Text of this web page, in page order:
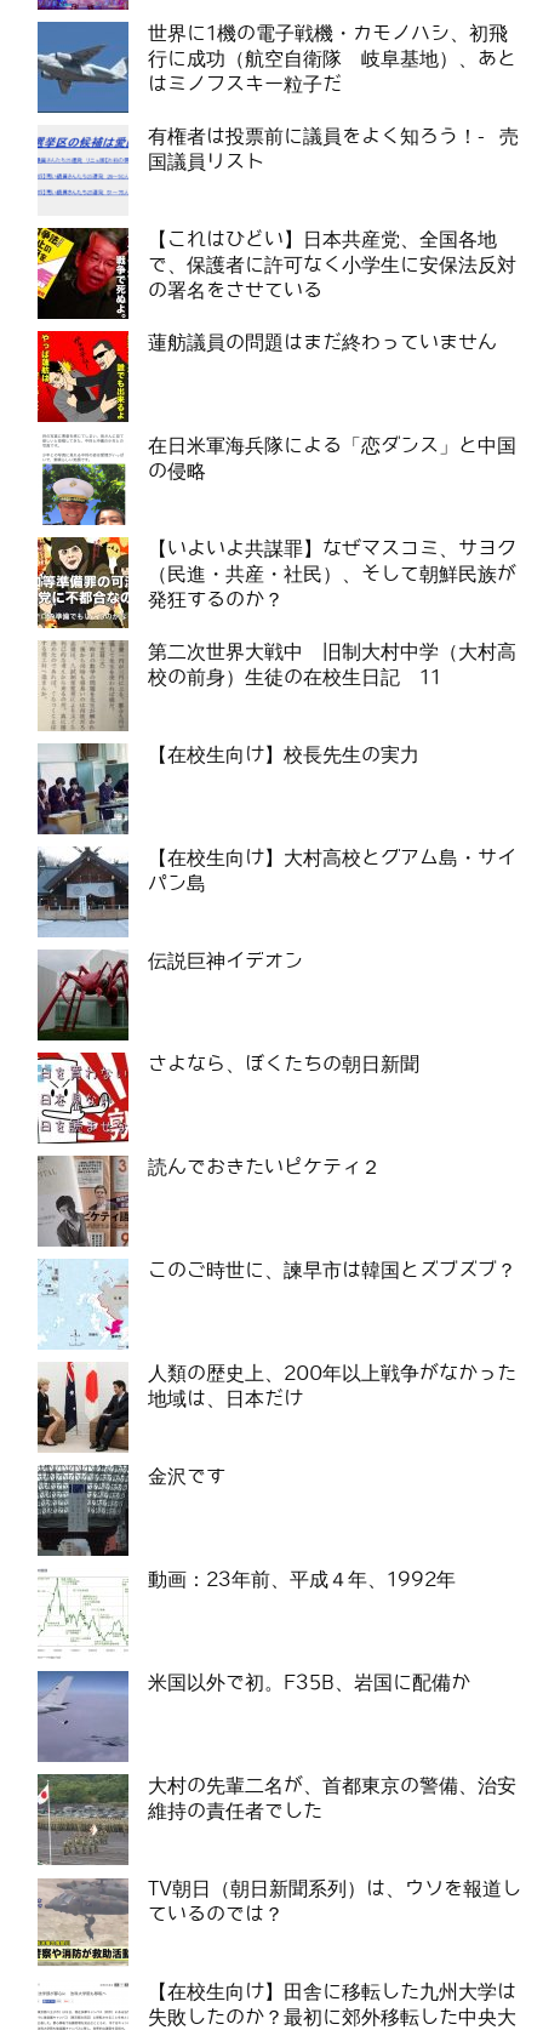
世界に1機の電子戦機・カモノハシ、初飛
行に成功（航空自衛隊 岐阜基地）、あと
はミノフスキー粒子だ
有権者は投票前に議員をよく知ろう！- 売
国議員リスト
【これはひどい】日本共産党、全国各地
で、保護者に許可なく小学生に安保法反対
の署名をさせている
蓮舫議員の問題はまだ終わっていません
在日米軍海兵隊による「恋ダンス」と中国
の侵略
【いよいよ共謀罪】なぜマスコミ、サヨク
（民進・共産・社民）、そして朝鮮民族が
発狂するのか？
第二次世界大戦中 旧制大村中学（大村高
校の前身）生徒の在校生日記 11
【在校生向け】校長先生の実力
【在校生向け】大村高校とグアム島・サイ
パン島
伝説巨神イデオン
さよなら、ぼくたちの朝日新聞
読んでおきたいピケティ２
このご時世に、諫早市は韓国とズブズブ？
人類の歴史上、200年以上戦争がなかった
地域は、日本だけ
金沢です
動画：23年前、平成４年、1992年
米国以外で初。F35B、岩国に配備か
大村の先輩二名が、首都東京の警備、治安
維持の責任者でした
TV朝日（朝日新聞系列）は、ウソを報道し
ているのでは？
【在校生向け】田舎に移転した九州大学は
失敗したのか？最初に郊外移転した中央大